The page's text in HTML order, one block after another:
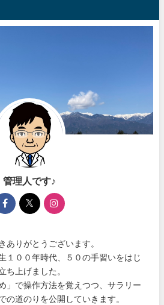
管理人です♪
ありがとうございます。
１００年時代、５０の手習いをはじ
ち上げました。
」で操作方法を覚えつつ、サラリー
の道のりを公開していきます。